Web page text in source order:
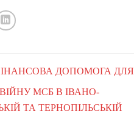
ДОПОМОГА ДЛЯ
МСБ В ІВАНО-
ТА ТЕРНОПІЛЬСЬКІЙ